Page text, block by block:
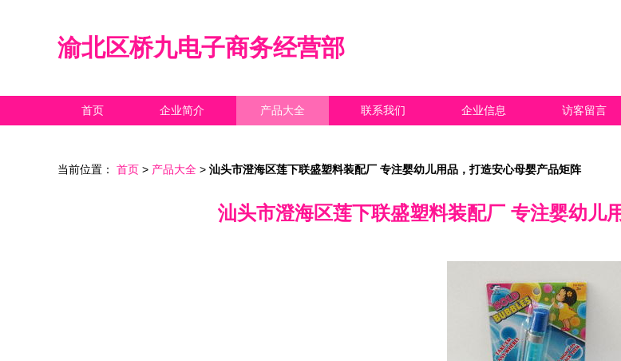
渝北区桥九电子商务经营部
首页 企业简介 产品大全 联系我们 企业信息 访客留言
当前位置： 首页 > 产品大全 > 汕头市澄海区莲下联盛塑料装配厂 专注婴幼儿用品，打造安心母婴产品矩阵
汕头市澄海区莲下联盛塑料装配厂 专注婴幼儿